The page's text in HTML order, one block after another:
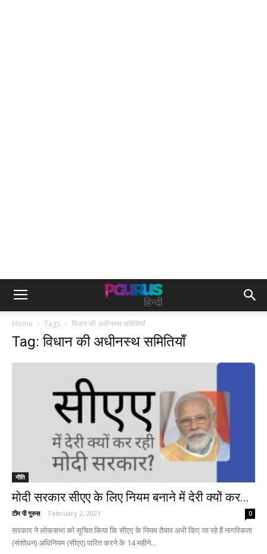
Home Tags विधान की अधीनस्थ समितियाँ
Tag: विधान की अधीनस्थ समितियाँ
नीति
मोदी सरकार सीएए के लिए नियम बनाने में देरी क्यों कर...
टीम पी गुरुस - February 2, 2021 0
सरकार ने लोकसभा को सूचित किया कि सीएए के नियम तैयार अभी किए जा रहे हैं नागरिकता
(संशोधन) अधिनियम (सीएए) पारित करने के 14 महीने...